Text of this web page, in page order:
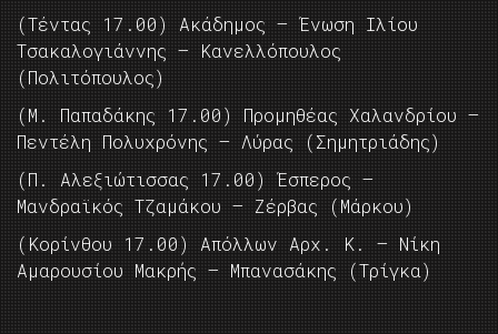
(Τέντας 17.00) Ακάδημος – Ένωση Ιλίου
Τσακαλογιάννης – Κανελλόπουλος
(Πολιτόπουλος)
(Μ. Παπαδάκης 17.00) Προμηθέας Χαλανδρίου –
Πεντέλη Πολυχρόνης – Λύρας (Σημητριάδης)
(Π. Αλεξιώτισσας 17.00) Έσπερος –
Μανδραϊκός Τζαμάκου – Ζέρβας (Μάρκου)
(Κορίνθου 17.00) Απόλλων Αρχ. Κ. – Νίκη
Αμαρουσίου Μακρής – Μπανασάκης (Τρίγκα)